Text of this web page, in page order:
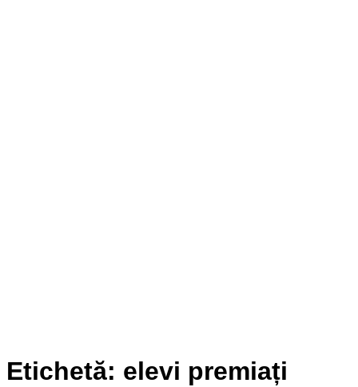
Etichetă: elevi premiați